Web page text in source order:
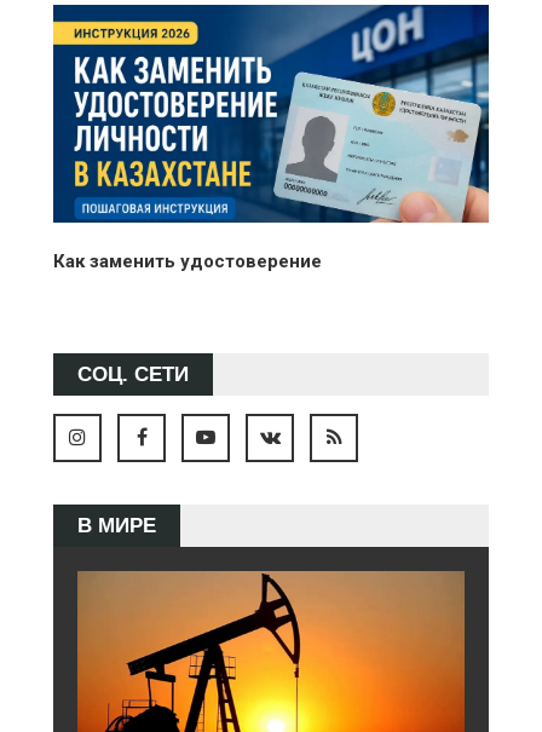
Как заменить удостоверение
СОЦ. СЕТИ
В МИРЕ